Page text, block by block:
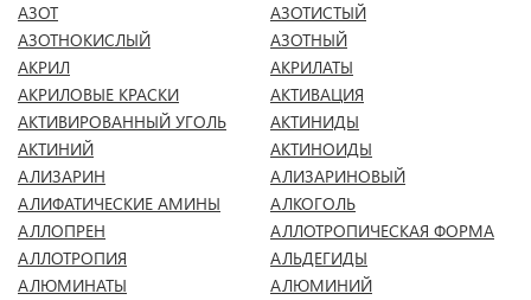
АЗОТ
АЗОТИСТЫЙ
АЗОТНОКИСЛЫЙ
АЗОТНЫЙ
АКРИЛ
АКРИЛАТЫ
АКРИЛОВЫЕ КРАСКИ
АКТИВАЦИЯ
АКТИВИРОВАННЫЙ УГОЛЬ
АКТИНИДЫ
АКТИНИЙ
АКТИНОИДЫ
АЛИЗАРИН
АЛИЗАРИНОВЫЙ
АЛИФАТИЧЕСКИЕ АМИНЫ
АЛКОГОЛЬ
АЛЛОПРЕН
АЛЛОТРОПИЧЕСКАЯ ФОРМА
АЛЛОТРОПИЯ
АЛЬДЕГИДЫ
АЛЮМИНАТЫ
АЛЮМИНИЙ